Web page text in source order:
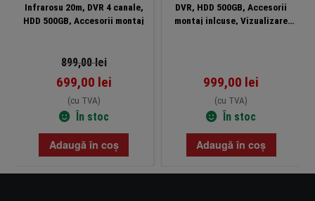
Infrarosu 20m, DVR 4 canale,
HDD 500GB, Accesorii montaj
899,00lei
699,00 lei
(cu TVA)
În stoc
Adaugă în coș
DVR, HDD 500GB, Accesorii
montaj inlcuse, Vizualizare
999,00 lei
(cu TVA)
În stoc
Adaugă în coș